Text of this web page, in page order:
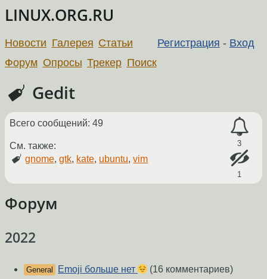
LINUX.ORG.RU
Регистрация - Вход
Новости Галерея Статьи
Форум Опросы Трекер Поиск
Gedit
3
1
Всего сообщений: 49
См. также:
gnome,gtk, kate, ubuntu,vim
Форум
2022
General Emoji больше нет (16 комментариев)